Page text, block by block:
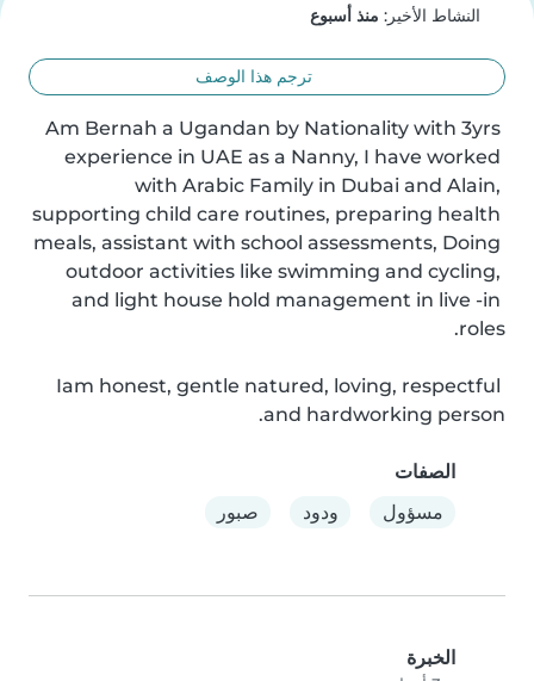
النشاط الأخير: منذ أسبوع
ترجم هذا الوصف
Am Bernah a Ugandan by Nationality with 3yrs
experience in UAE as a Nanny, I have worked
with Arabic Family in Dubai and Alain,
supporting child care routines, preparing health
meals, assistant with school assessments, Doing
outdoor activities like swimming and cycling,
and light house hold management in live -in
Iam honest, gentle natured, loving, respectful
and hardworking person.
الصفات
مسؤول
ودود صبور
الخبرة